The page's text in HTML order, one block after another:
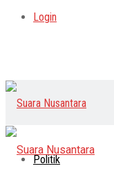
Login
Politik